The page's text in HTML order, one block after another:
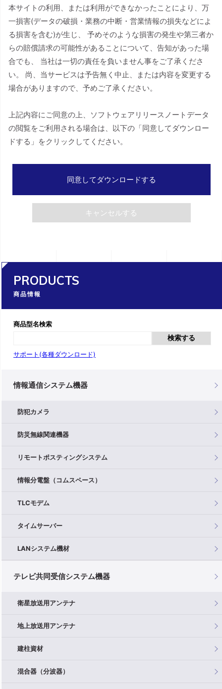
PRODUCTS
商品情報
商品型名検索
検索する
サポート(各種ダウンロード)
情報通信システム機器
防犯カメラ
防災無線関連機器
リモートポスティングシステム
情報分電盤（コムスペース）
TLCモデム
タイムサーバー
LANシステム機材
テレビ共同受信システム機器
衛星放送用アンテナ
地上放送用アンテナ
建柱資材
混合器（分波器）
本サイトの利用、または利用ができなかったことにより、万
一損害(データの破損・業務の中断・営業情報の損失などによ
る損害を含む)が生じ、 予めそのような損害の発生や第三者か
らの賠償請求の可能性があることについて、告知があった場
合でも、 当社は一切の責任を負いません事をご了承くださ
い。 尚、当サービスは予告無く中止、または内容を変更する
場合がありますので、予めご了承ください。
上記内容にご同意の上、ソフトウェアリリースノートデータ
の閲覧をご利用される場合は、以下の「同意してダウンロー
ドする」をクリックしてください。
同意してダウンロードする
キャンセルする